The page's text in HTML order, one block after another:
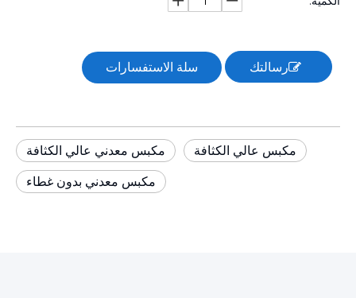
رسالتك سلة الاستفسارات
مكبس معدني عالي الكثافة مكبس عالي الكثافة
مكبس معدني بدون غطاء